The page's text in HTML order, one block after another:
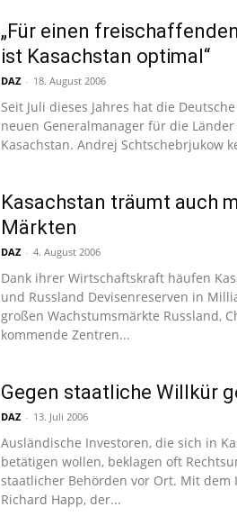
„Für einen
ist Kasachstan optimal“
DAZ - 18. August 2006
Seit Juli dieses Jahres hat die
neuen Generalmanager für die
Kasachstan. Andrej Schtschebrjukow
Kasachstan träumt auch
Märkten
DAZ - 4. August 2006
Dank ihrer Wirtschaftskraft häufen
und Russland Devisenreserven in
großen Wachstumsmärkte Russland,
kommende Zentren...
Gegen staatliche Willkür
DAZ - 13. Juli 2006
Ausländische Investoren, die sich in
betätigen wollen, beklagen oft
staatlicher Behörden vor Ort. Mit dem
Richard Happ, der...